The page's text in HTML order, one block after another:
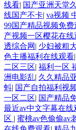
线看| 国产亚洲天堂
线国产不卡| va视频
99国产精品视频免
产视频一区樱花在线
透综合网 | 少妇被粗
色主播福利在线观看|
二区三区| 福利一区
洲电影乱| 久久精品
蚪| 国产自拍福利视
一区二区| 国产精品
最近av中文字幕在线
区 | 蜜桃av色偷偷av